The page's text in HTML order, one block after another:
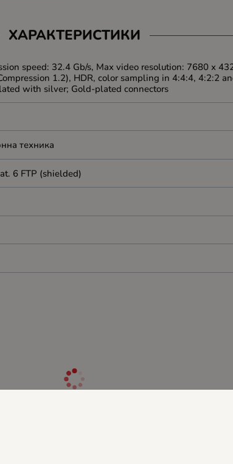
ХАРАКТЕРИСТИКИ
speed: 32.4 Gb/s, Max video resolution: 7680 x
1.2), HDR, color sampling in 4:4:4, 4:2:2
with silver; Gold-plated connectors
техника
6 FTP (shielded)